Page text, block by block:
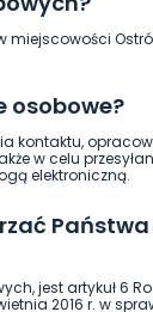
miejscowości
osobowe?
kontaktu,
w celu
elektroniczną.
jest artykuł 6
2016 r. w
HISTORIA
WSZYSTKICH